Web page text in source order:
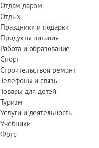
Отдам даром
Отдых
Праздники и подарки
Продукты питания
Работа и образование
Спорт
Строительствои ремонт
Телефоны и связь
Товары для детей
Туризм
Услуги и деятельность
Учебники
Фото